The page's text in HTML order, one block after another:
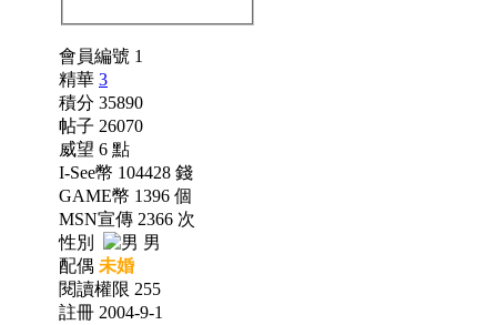
會員編號 1
精華 3
積分 35890
帖子 26070
威望 6 點
I-See幣 104428 錢
GAME幣 1396 個
MSN宣傳 2366 次
性別
男
配偶 未婚
閱讀權限 255
註冊 2004-9-1